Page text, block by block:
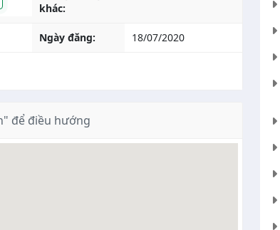
khác:
Ngày đăng: 18/07/2020
để điều hướng